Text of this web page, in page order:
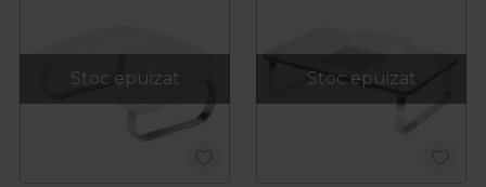
Stoc epuizat Stoc epuizat